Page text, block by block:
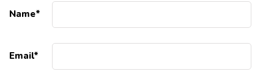
Name*
Email*